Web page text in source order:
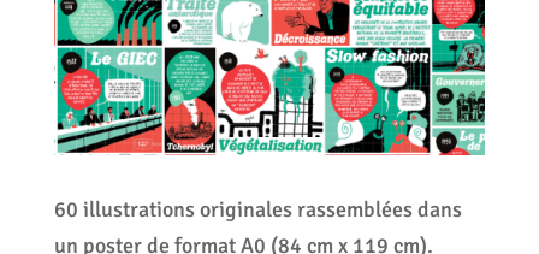
60 illustrations originales rassemblées dans
un poster de format A0 (84 cm x 119 cm).